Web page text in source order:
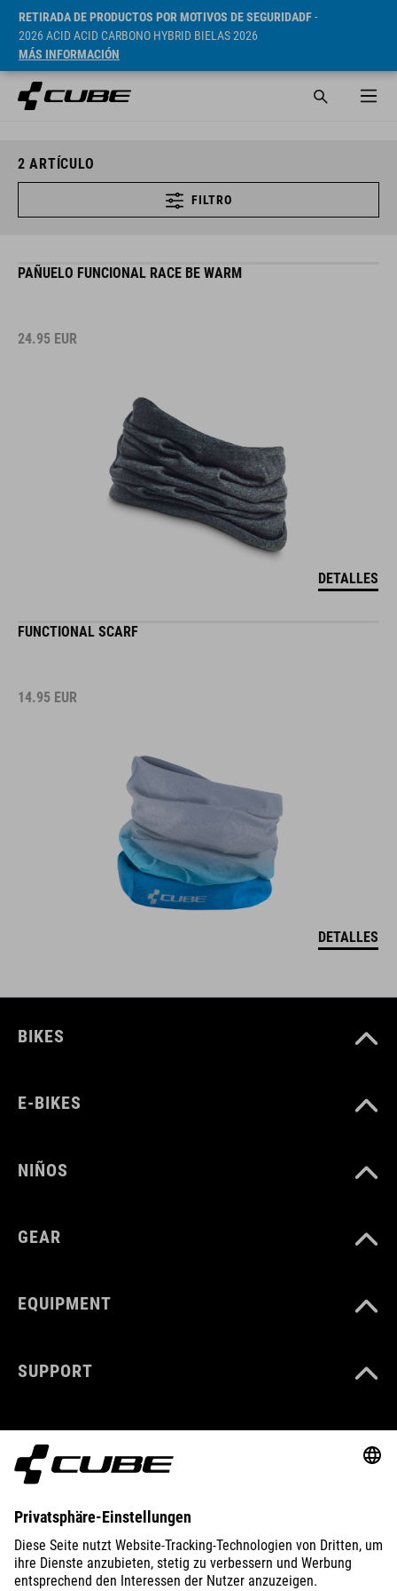
RETIRADA DE PRODUCTOS POR MOTIVOS DE SEGURIDADF-
2026 ACID ACID CARBONO HYBRID BIELAS 2026
MÁS INFORMACIÓN
2 ARTÍCULO
FILTRO
PAÑUELO FUNCIONAL RACE BE WARM
24.95 EUR
DETALLES
FUNCTIONAL SCARF
14.95 EUR
DETALLES
BIKES
E-BIKES
NIÑOS
GEAR
EQUIPMENT
SUPPORT
ABOUT US